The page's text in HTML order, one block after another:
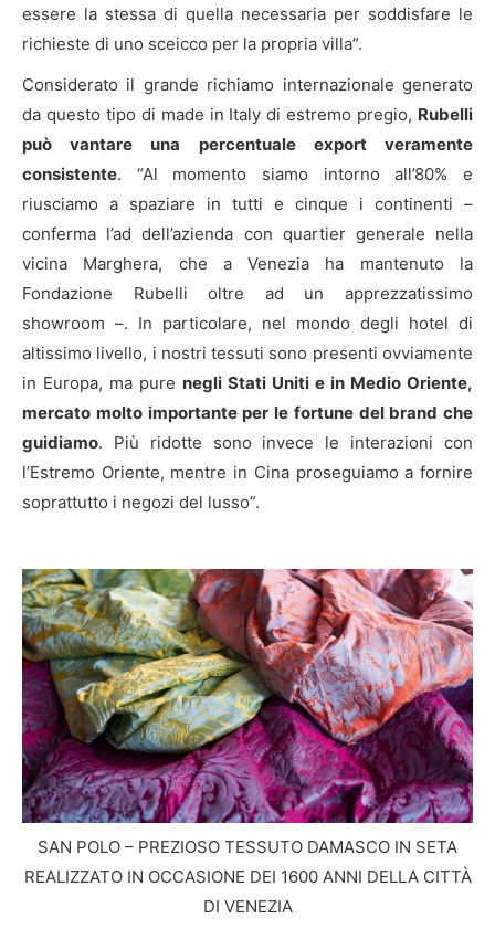
essere la stessa di quella necessaria per soddisfare le
richieste di uno sceicco per la propria villa”.
Considerato il grande richiamo internazionale generato
da questo tipo di made in Italy di estremo pregio, Rubelli
può vantare una percentuale export veramente
consistente. “Al momento siamo intorno all’80% e
riusciamo a spaziare in tutti e cinque i continenti –
conferma l’ad dell’azienda con quartier generale nella
vicina Marghera, che a Venezia ha mantenuto la
Fondazione Rubelli oltre ad un apprezzatissimo
showroom –. In particolare, nel mondo degli hotel di
altissimo livello, i nostri tessuti sono presenti ovviamente
in Europa, ma pure negli Stati Uniti e in Medio Oriente,
mercato molto importante per le fortune del brand che
guidiamo. Più ridotte sono invece le interazioni con
l’Estremo Oriente, mentre in Cina proseguiamo a fornire
soprattutto i negozi del lusso”.
SAN POLO – PREZIOSO TESSUTO DAMASCO IN SETA
REALIZZATO IN OCCASIONE DEI 1600 ANNI DELLA CITTÀ
DI VENEZIA